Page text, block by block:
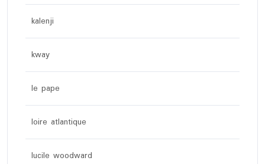
kalenji
kway
le pape
loire atlantique
lucile woodward